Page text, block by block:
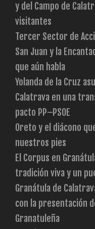
y del Campo de
visitantes
Tercer Sector de
San Juan y la
que aún habla
Yolanda de la Cruz
Calatrava en una
pacto PP–PSOE
Oreto y el diácono
nuestros pies
El Corpus en
tradición viva y un
Granátula de
con la presentación
Granatuleña